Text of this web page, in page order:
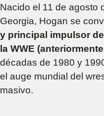
Nacido el 11 de agosto
Georgia, Hogan se
y principal impulsor
la WWE
décadas de 1980 y
el auge mundial del
masivo.